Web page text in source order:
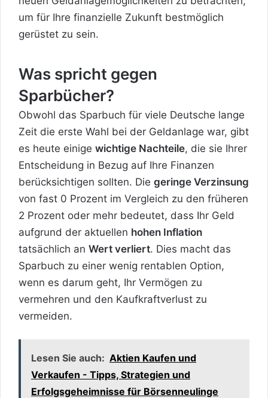
um für Ihre finanzielle Zukunft bestmöglich
gerüstet zu sein.
Was spricht gegen
Sparbücher?
Obwohl das Sparbuch für viele Deutsche lange
Zeit die erste Wahl bei der Geldanlage war, gibt
es heute einige wichtige Nachteile, die sie Ihrer
Entscheidung in Bezug auf Ihre Finanzen
berücksichtigen sollten. Die geringe Verzinsung
von fast 0 Prozent im Vergleich zu den früheren
2 Prozent oder mehr bedeutet, dass Ihr Geld
aufgrund der aktuellen hohen Inflation
tatsächlich an Wert verliert. Dies macht das
Sparbuch zu einer wenig rentablen Option,
wenn es darum geht, Ihr Vermögen zu
vermehren und den Kaufkraftverlust zu
vermeiden.
Lesen Sie auch: Aktien Kaufen und
Verkaufen - Tipps, Strategien und
Erfolgsgeheimnisse für Börsenneulinge